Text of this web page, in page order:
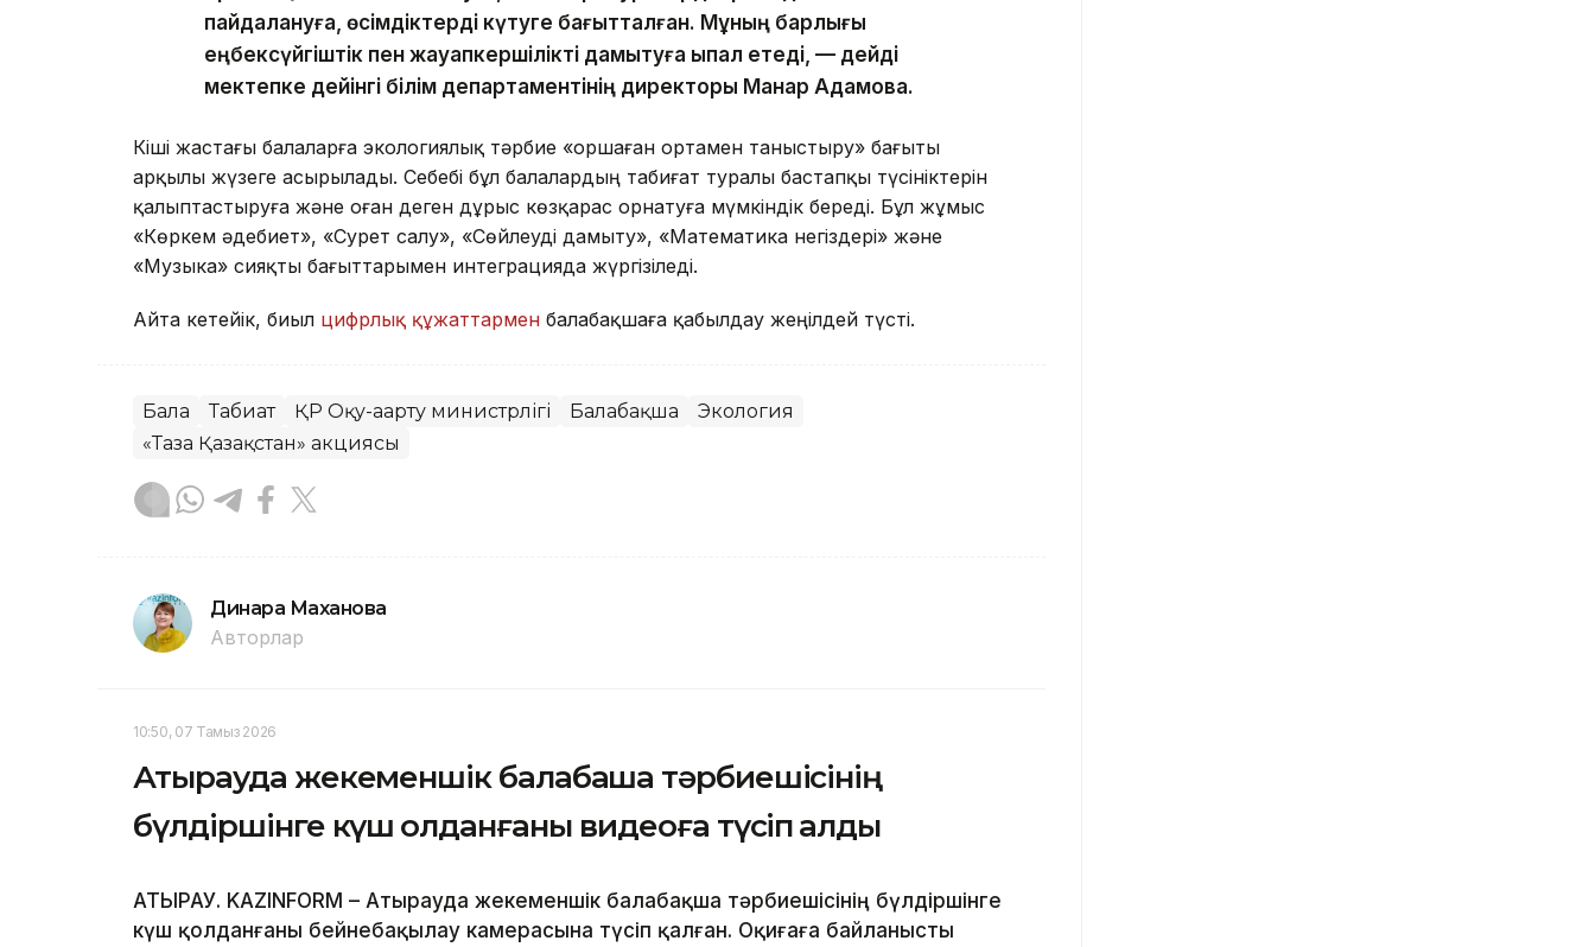
пайдалануға, өсімдіктерді күтуге бағытталған. Мұның барлығы
еңбексүйгіштік пен жауапкершілікті дамытуға ықпал етеді, — дейді
мектепке дейінгі білім департаментінің директоры Манар Адамова.
Кіші жастағы балаларға экологиялық тәрбие «Қоршаған ортамен таныстыру» бағыты
арқылы жүзеге асырылады. Себебі бұл балалардың табиғат туралы бастапқы түсініктерін
қалыптастыруға және оған деген дұрыс көзқарас орнатуға мүмкіндік береді. Бұл жұмыс
«Көркем әдебиет», «Сурет салу», «Сөйлеуді дамыту», «Математика негіздері» және
«Музыка» сияқты бағыттарымен интеграцияда жүргізіледі.
Айта кетейік, биыл цифрлық құжаттармен балабақшаға қабылдау жеңілдей түсті.
Бала Табиғат ҚР Оқу-ағарту министрлігі Балабақша
Экология
«Таза Қазақстан» акциясы
Динара Маханова
Авторлар
10:50, 07 Тамыз 2026
Атырауда жекеменшік балабақша тәрбиешісінің
бүлдіршінге күш қолданғаны видеоға түсіп қалды
АТЫРАУ. KAZINFORM – Атырауда жекеменшік балабақша тәрбиешісінің бүлдіршінге
күш қолданғаны бейнебақылау камерасына түсіп қалған. Оқиғаға байланысты